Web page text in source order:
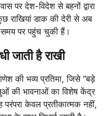
पर देश-विदेश से बहनों द्वारा
राखियां डाक की देरी से अब
समय पर पहुंच चुकी हैं।
जाती है राखी
की भव्य प्रतिमा, जिसे “बड़े
की भावनाओं का विशेष केंद्र
केवल प्रतीकात्मक नहीं,